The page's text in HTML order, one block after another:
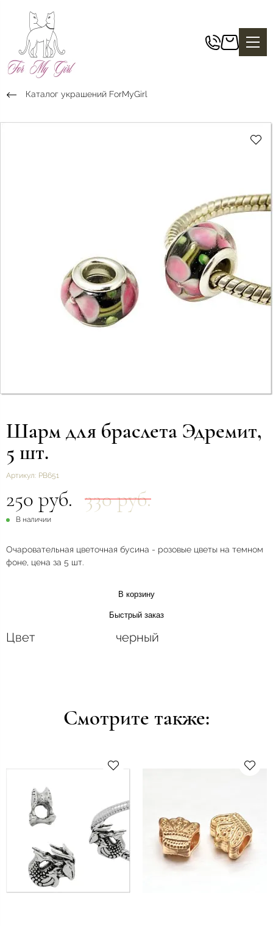
Каталог украшений ForMyGirl
Шарм для браслета Эдремит,
5 шт.
Артикул: РВ651
250 руб. 330 руб.
В наличии
Очаровательная цветочная бусина - розовые цветы на темном
фоне, цена за 5 шт.
В корзину
Быстрый заказ
Цвет черный
Смотрите также: